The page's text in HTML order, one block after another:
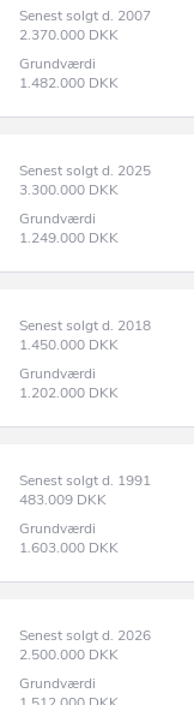
Senest solgt d. 2007
2.370.000 DKK
Grundværdi
1.482.000 DKK
Senest solgt d. 2025
3.300.000 DKK
Grundværdi
1.249.000 DKK
Senest solgt d. 2018
1.450.000 DKK
Grundværdi
1.202.000 DKK
Senest solgt d. 1991
483.009 DKK
Grundværdi
1.603.000 DKK
Senest solgt d. 2026
2.500.000 DKK
Grundværdi